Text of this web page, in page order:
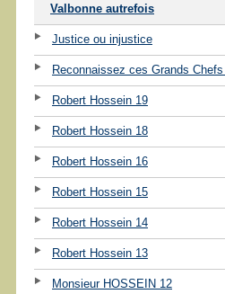
Valbonne autrefois
Justice ou injustice
Reconnaissez ces Grands
Robert Hossein 19
Robert Hossein 18
Robert Hossein 16
Robert Hossein 15
Robert Hossein 14
Robert Hossein 13
Monsieur HOSSEIN 12